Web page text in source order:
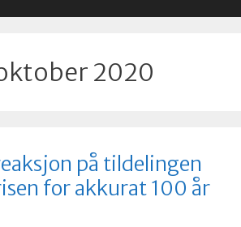
2020
på tildelingen
for akkurat 100 år